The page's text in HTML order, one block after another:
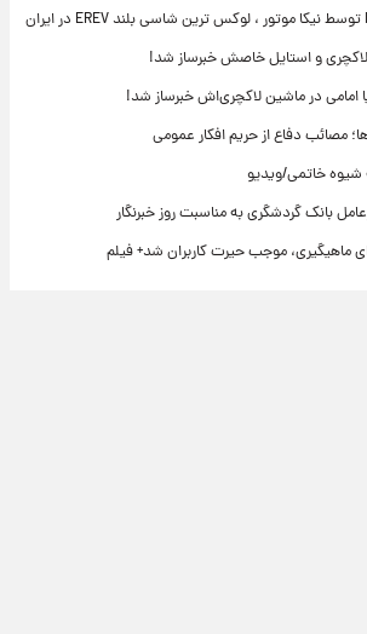
لاکچری و استایل خاصش خبرساز شد!
امامی در ماشین لاکچری‌اش خبرساز شد!
مصائب دفاع از حریم افکار عمومی
شیوه خاتمی/ویدیو
بانک گردشگری به مناسبت روز خبرنگار
ماهیگیری، موجب حیرت کاربران شد+ فیلم